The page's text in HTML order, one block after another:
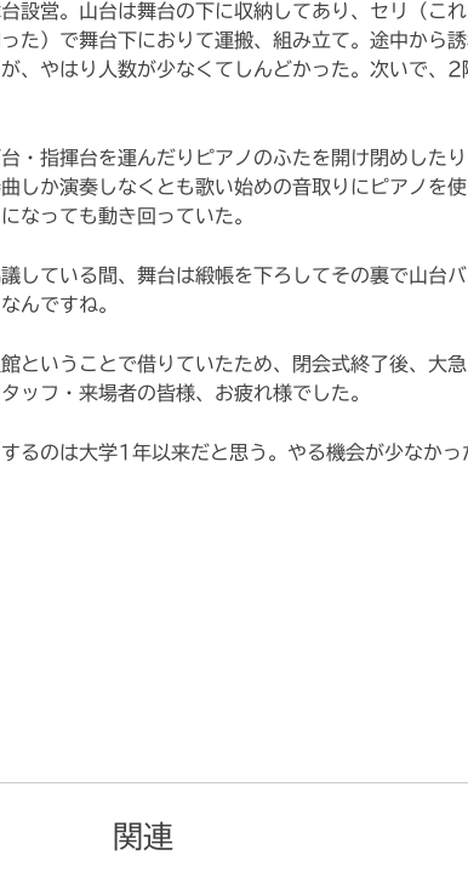
設営。山台は舞台の下に収納してあり、セリ（こ
た）で舞台下におりて運搬、組み立て。途中から
、やはり人数が少なくてしんどかった。次いで、2
・指揮台を運んだりピアノのふたを開け閉めした
しか演奏しなくとも歌い始めの音取りにピアノを
なっても動き回っていた。
している間、舞台は緞帳を下ろしてその裏で山台
んですね。
いうことで借りていたため、閉会式終了後、大急
ッフ・来場者の皆様、お疲れ様でした。
るのは大学1年以来だと思う。やる機会が少なかっ
関連